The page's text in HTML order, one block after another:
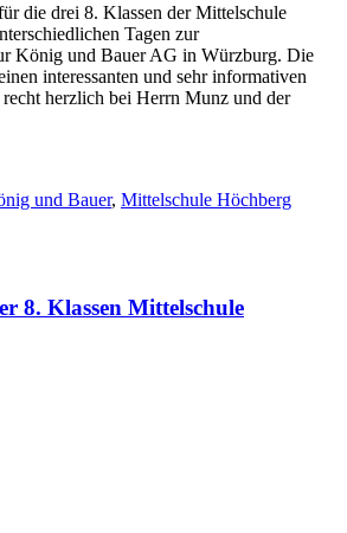
die drei 8. Klassen der Mittelschule
Tagen zur
König und Bauer AG in Würzburg. Die
interessanten und sehr informativen
herzlich bei Herrn Munz und der
und Bauer, Mittelschule Höchberg
8. Klassen Mittelschule